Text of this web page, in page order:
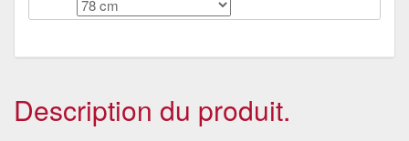
Description du produit.